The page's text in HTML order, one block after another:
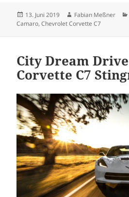
Veröffentlicht
am
13. Juni 2019 Autor
Fabian Meßner
Camaro,Chevrolet Corvette C7
City Dream
Corvette C7